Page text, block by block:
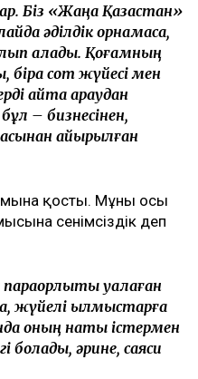
Біз «Жаңа Қазақстан»
әділдік орнамаса,
қалады. Қоғамның
сот жүйесі мен
қайта қараудан
– бизнесінен,
айырылған
қосты. Мұны осы
сенімсіздік деп
қуалаған
жүйелі қылмыстарға
оның нақты істермен
болады, әрине, саяси